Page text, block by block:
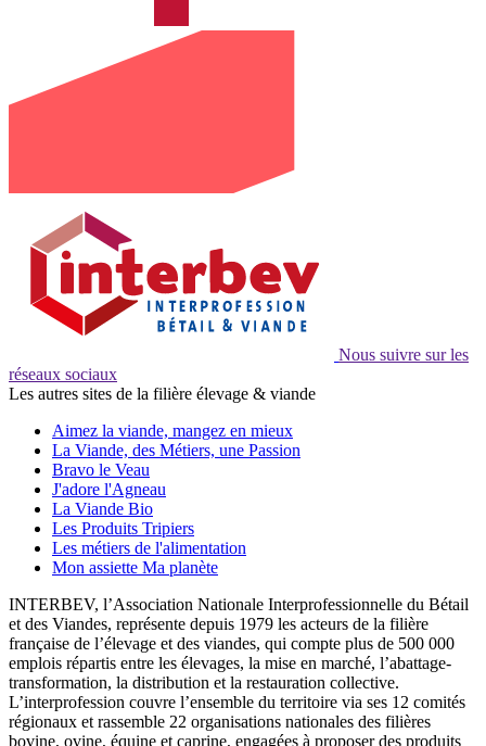
Nous suivre sur les
réseaux sociaux
Les autres sites de la filière élevage & viande
Aimez la viande, mangez en mieux
La Viande, des Métiers, une Passion
Bravo le Veau
J'adore l'Agneau
La Viande Bio
Les Produits Tripiers
Les métiers de l'alimentation
Mon assiette Ma planète
INTERBEV, l’Association Nationale Interprofessionnelle du Bétail
et des Viandes, représente depuis 1979 les acteurs de la filière
française de l’élevage et des viandes, qui compte plus de 500 000
emplois répartis entre les élevages, la mise en marché, l’abattage-
transformation, la distribution et la restauration collective.
L’interprofession couvre l’ensemble du territoire via ses 12 comités
régionaux et rassemble 22 organisations nationales des filières
bovine, ovine, équine et caprine, engagées à proposer des produits